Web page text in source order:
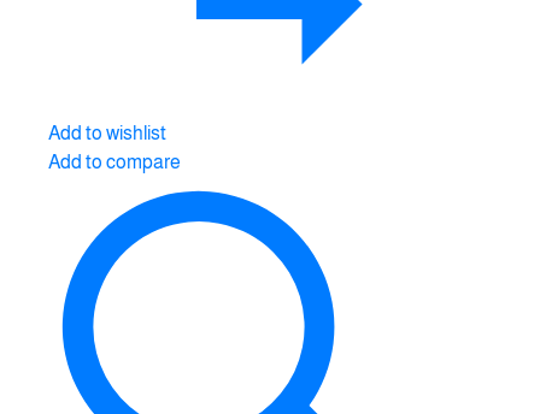
Add to wishlist
Add to compare